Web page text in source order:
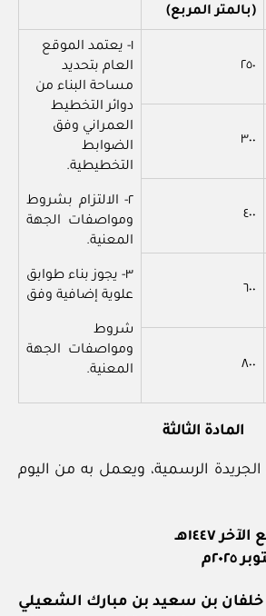
(بالمتر المربع)
٢٥٠
١- يعتمد الموقع
العام بتحديد
مساحة البناء من
دوائر التخطيط
العمراني وفق
الضوابط
التخطيطية.
٢- الالتزام بشروط
ومواصفات الجهة
المعنية.
٣- يجوز بناء طوابق
علوية إضافية وفق
شروط
ومواصفات الجهة
المعنية.
٣٠٠
٤٠٠
٦٠٠
٨٠٠
المادة الثالثة
الجريدة الرسمية، ويعمل به من اليوم
خلفان بن سعيد بن مبارك الشعيلي